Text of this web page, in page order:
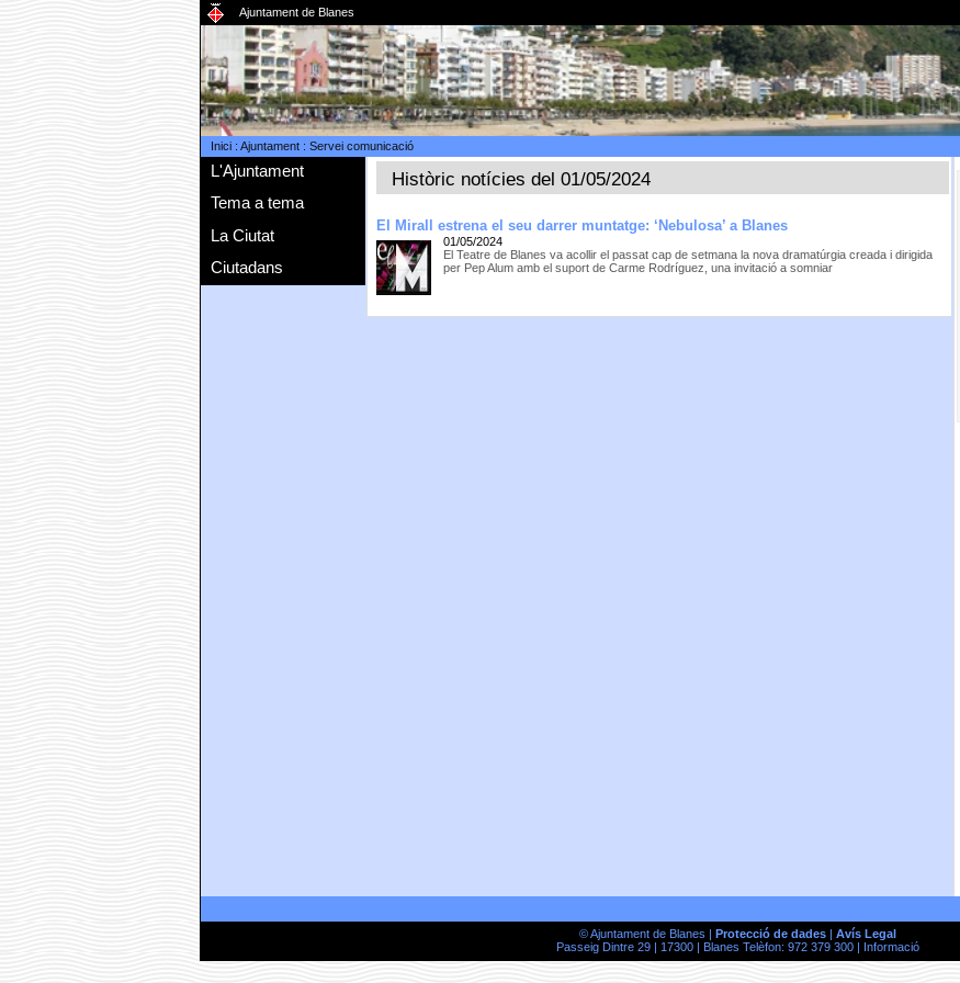
Ajuntament de Blanes
Inici: Ajuntament: Servei comunicació
L'Ajuntament
Tema a tema
La Ciutat
Ciutadans
Històric notícies del 01/05/2024
El Mirall estrena el seu darrer muntatge: ‘Nebulosa’ a Blanes
01/05/2024
El Teatre de Blanes va acollir el passat cap de setmana la nova dramatúrgia creada i dirigida
per Pep Alum amb el suport de Carme Rodríguez, una invitació a somniar
© Ajuntament de Blanes | Protecció de dades| Avís Legal
Passeig Dintre 29 | 17300 | Blanes Telèfon: 972 379 300 |
Informació